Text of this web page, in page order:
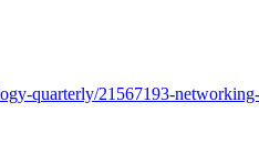
quarterly/21567193-